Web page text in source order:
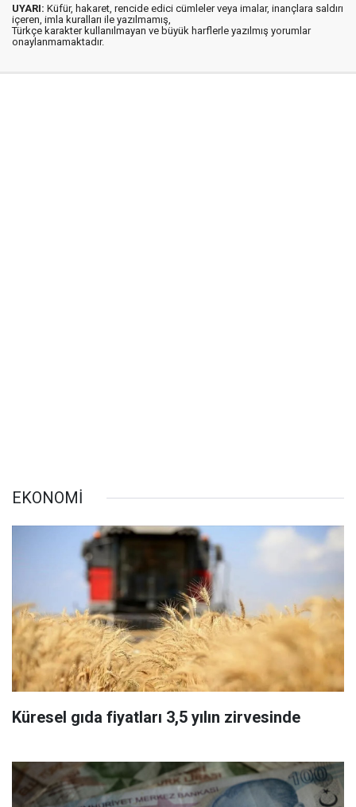
UYARI: Küfür, hakaret, rencide edici cümleler veya imalar, inançlara saldırı
içeren, imla kuralları ile yazılmamış,
Türkçe karakter kullanılmayan ve büyük harflerle yazılmış yorumlar
onaylanmamaktadır.
EKONOMİ
Küresel gıda fiyatları 3,5 yılın zirvesinde